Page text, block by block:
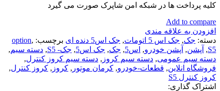
کلیه پرداخت ها در شبکه امن شاپرک صورت می گیرد
Add to compare
افزودن به علاقه مندی
دسته: جک, جک اس 5 اتومات , جک اس5 دنده ای برچسب: option,
S5
, آپشن, آپشن خودرو, اس5 , جک, جک اس5 , جک- S5 , دسته سیم,
دسته سیم عمومی, دسته سیم کروز , دسته سیم کروز کنترل,
فروشگاه انلاین, قطعات-خودرو, کرمان موتور , کروز , کروز کنترل,
کروز کنترل S5
اشتراک گذاری: